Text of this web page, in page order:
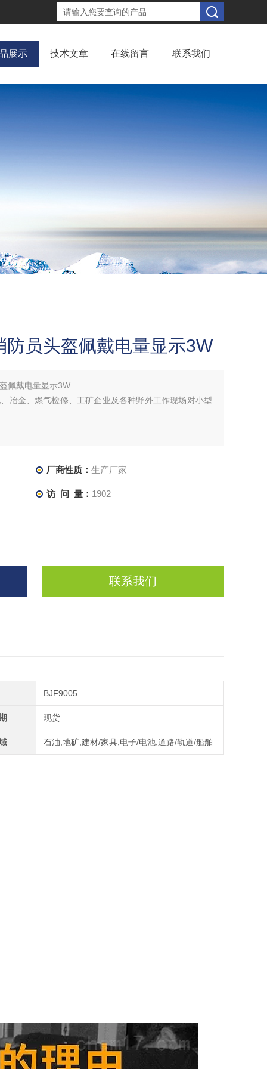
展示 技术文章 在线留言 联系我们
员头盔佩戴电量显示3W
佩戴电量显示3W
冶金、燃气检修、工矿企业及各种野外工作现场对小型
厂商性质： 生产厂家
访 问 量： 1902
联系我们
BJF9005
现货
石油,地矿,建材/家具,电子/电池,道路/轨道/船舶